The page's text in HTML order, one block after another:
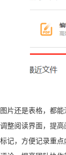
片还是表格，都
整阅读界面，提
记，方便记录重